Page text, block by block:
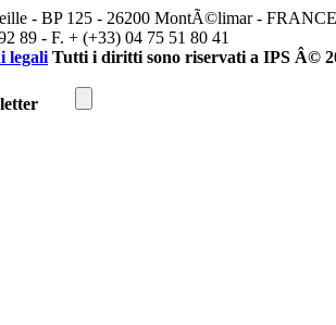
- BP 125 - 26200 MontÃ©limar - FRANCE
89 - F. + (+33) 04 75 51 80 41
legali Tutti i diritti sono riservati a IPS Â©